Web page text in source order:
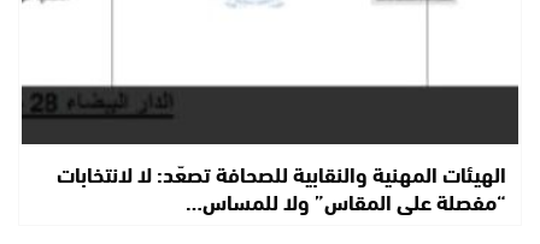
الهيئات المهنية والنقابية للصحافة تصعّد: لا لانتخابات
“مفصلة على المقاس” ولا للمساس…